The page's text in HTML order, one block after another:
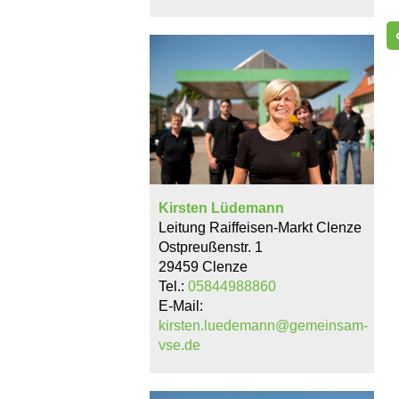
Kirsten Lüdemann
Leitung Raiffeisen-Markt Clenze
Ostpreußenstr. 1
29459 Clenze
Tel.: 05844988860
E-Mail:
kirsten.luedemann@gemeinsam-
vse.de